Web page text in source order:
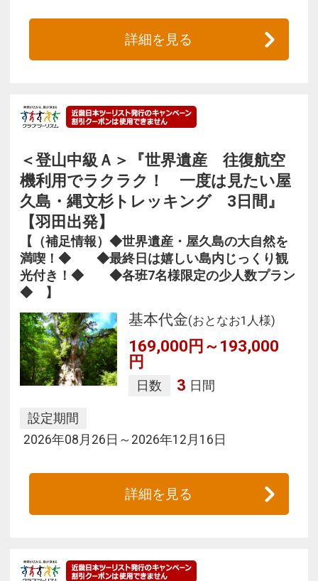
詳細を見る
＜登山中級Ａ＞『世界遺産 往復航空
機利用でラクラク！ 一度は見たい屋
久島・縄文杉トレッキング 3日間』
【羽田出発】
【（補足情報）◆世界遺産・屋久島の大自然を
満喫！◆ ◆最終日は嬉しい島内じっくり観
光付き！◆ ◆各班7名様限定の少人数プラン
◆ 】
基本代金(おとなお1人様)
169,000円～193,000
円
日数 3 日間
設定期間
2026年08月26日～2026年12月16日
詳細を見る